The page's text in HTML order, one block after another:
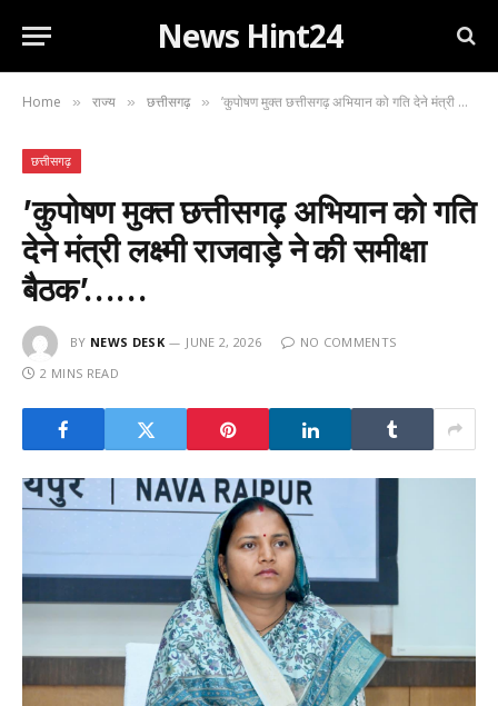
News Hint24
Home » राज्य » छत्तीसगढ़ » ’कुपोषण मुक्त छत्तीसगढ़ अभियान को गति देने मंत्री लक्ष्मी राजवाड़े ने की समीक्षा बैठक’……
छत्तीसगढ़
’कुपोषण मुक्त छत्तीसगढ़ अभियान को गति
देने मंत्री लक्ष्मी राजवाड़े ने की समीक्षा
बैठक’……
BY NEWS DESK JUNE 2, 2026
NO COMMENTS
2 MINS READ